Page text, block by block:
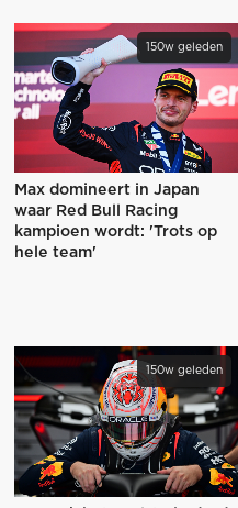
150w geleden
Max domineert in Japan
waar Red Bull Racing
kampioen wordt: 'Trots op
hele team'
150w geleden